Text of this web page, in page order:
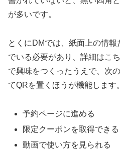
が多いです。
とくにDMでは、紙面上の情
でいる必要があり、詳細はこ
で興味をつくったうえで、次
てQRを置くほうが機能します。
予約ページに進める
限定クーポンを取得できる
動画で使い方を見られる